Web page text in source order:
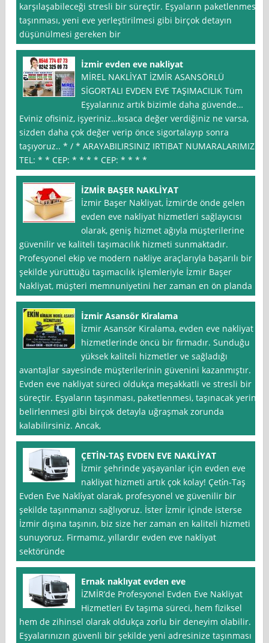
karşılaşabileceği stresli bir süreçtir. Eşyaların paketlenmesi,
taşınması, yeni eve yerleştirilmesi gibi birçok detayın
düşünülmesi gereken bir
İzmir evden eve nakliyat
MİREL NAKLİYAT İZMİR ASANSÖRLÜ
SİGORTALI EVDEN EVE TAŞIMACILIK Tüm
Eşyalarınız artık bizimle daha güvende…
Eviniz ofisiniz, işyeriniz…kısaca değer verdiğiniz ne varsa,
sizden daha çok değer verip önce sigortalayıp sonra
taşıyoruz.. * / * ARAYABILIRSINIZ IRTIBAT NUMARALARIMIZ
TEL: * * CEP: * * * * CEP: * * * *
İZMİR BAŞER NAKLİYAT
İzmir Başer Nakliyat, İzmir’de önde gelen
evden eve nakliyat hizmetleri sağlayıcısı
olarak, geniş hizmet ağıyla müşterilerine
güvenilir ve kaliteli taşımacılık hizmeti sunmaktadır.
Profesyonel ekip ve modern nakliye araçlarıyla başarılı bir
şekilde yürüttüğü taşımacılık işlemleriyle İzmir Başer
Nakliyat, müşteri memnuniyetini her zaman en ön planda
İzmir Asansör Kiralama
İzmir Asansör Kiralama, evden eve nakliyat
hizmetlerinde öncü bir firmadır. Sunduğu
yüksek kaliteli hizmetler ve sağladığı
avantajlar sayesinde müşterilerinin güvenini kazanmıştır.
Evden eve nakliyat süreci oldukça meşakkatli ve stresli bir
süreçtir. Eşyaların taşınması, paketlenmesi, taşınacak yerin
belirlenmesi gibi birçok detayla uğraşmak zorunda
kalabilirsiniz. Ancak,
ÇETİN-TAŞ EVDEN EVE NAKLİYAT
İzmir şehrinde yaşayanlar için evden eve
nakliyat hizmeti artık çok kolay! Çeti̇n-Taş
Evden Eve Nakli̇yat olarak, profesyonel ve güvenilir bir
şekilde taşınmanızı sağlıyoruz. İster İzmir içinde isterse
İzmir dışına taşının, biz size her zaman en kaliteli hizmeti
sunuyoruz. Firmamız, yıllardır evden eve nakliyat
sektöründe
Ernak naklıyat evden eve
İZMİR’de Profesyonel Evden Eve Nakliyat
Hizmetleri Ev taşıma süreci, hem fiziksel
hem de zihinsel olarak oldukça zorlu bir deneyim olabilir.
Eşyalarınızın güvenli bir şekilde yeni adresinize taşınması